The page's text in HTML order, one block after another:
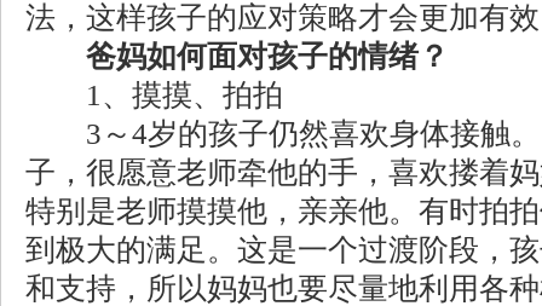
法，这样孩子的应对策略才会更加有
爸妈如何面对孩子的情绪？
1、摸摸、拍拍
3～4岁的孩子仍然喜欢身体接触。
子，很愿意老师牵他的手，喜欢搂着
特别是老师摸摸他，亲亲他。有时拍
到极大的满足。这是一个过渡阶段，
和支持，所以妈妈也要尽量地利用各